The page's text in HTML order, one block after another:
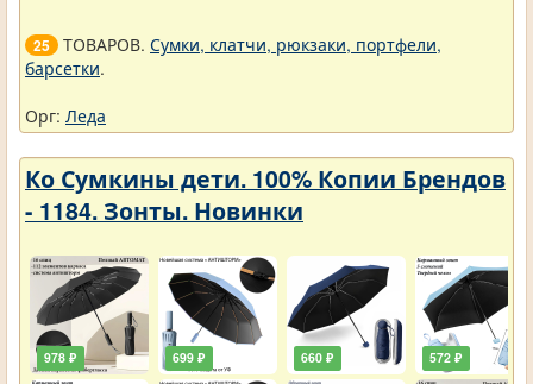
25 ТОВАРОВ. Сумки, клатчи, рюкзаки, портфели,
барсетки.
Орг: Леда
Ко Сумкины дети. 100% Копии Брендов
- 1184. Зонты. Новинки
978 ₽ 699 ₽ 660 ₽ 572 ₽